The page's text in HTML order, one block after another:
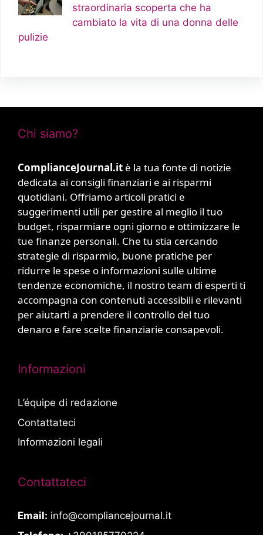
straordinaria scoperta che ha
cambiato la vita di una donna delle
pulizie
Chi siamo?
ComplianceJournal.it è la tua fonte di notizie
dedicata ai consigli finanziari e ai risparmi
quotidiani. Offriamo articoli pratici e
suggerimenti utili per gestire al meglio il tuo
budget, risparmiare ogni giorno e ottimizzare le
tue finanze personali. Che tu stia cercando
strategie di risparmio, buone pratiche per
ridurre le spese o informazioni sulle ultime
tendenze economiche, il nostro team di esperti ti
accompagna con contenuti accessibili e rilevanti
per aiutarti a prendere il controllo del tuo
denaro e fare scelte finanziarie consapevoli.
Informazioni
L’équipe di redazione
Contattateci
Informazioni legali
Contattateci
Email: info@compliancejournal.it